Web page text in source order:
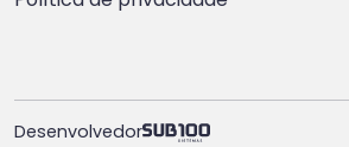
Desenvolvedor